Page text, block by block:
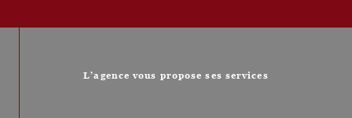
L’agence vous propose ses services